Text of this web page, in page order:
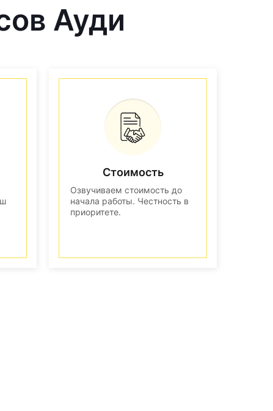
Ауди
Стоимость
Озвучиваем стоимость до
начала работы. Честность в
приоритете.